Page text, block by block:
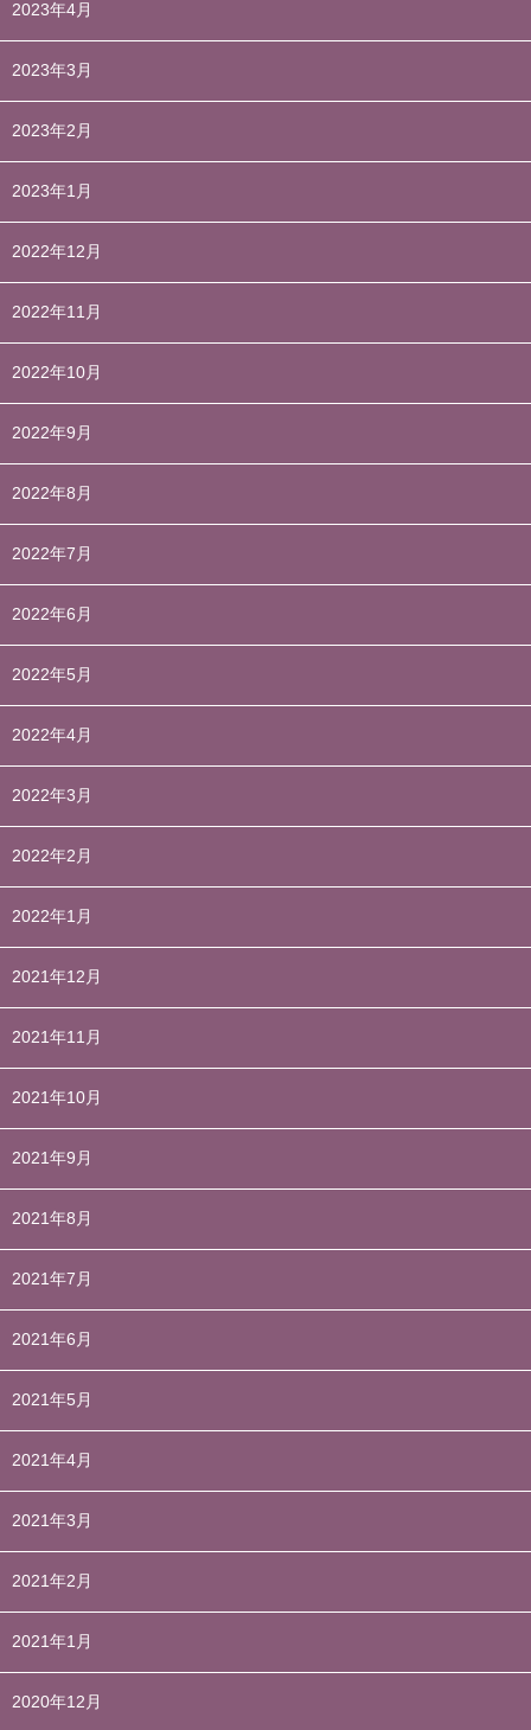
2023年4月
2023年3月
2023年2月
2023年1月
2022年12月
2022年11月
2022年10月
2022年9月
2022年8月
2022年7月
2022年6月
2022年5月
2022年4月
2022年3月
2022年2月
2022年1月
2021年12月
2021年11月
2021年10月
2021年9月
2021年8月
2021年7月
2021年6月
2021年5月
2021年4月
2021年3月
2021年2月
2021年1月
2020年12月